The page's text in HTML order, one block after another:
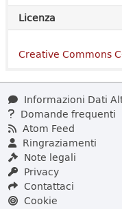
Licenza
Creative Commons
Informazioni Dati
Domande frequenti
Atom Feed
Ringraziamenti
Note legali
Privacy
Contattaci
Cookie